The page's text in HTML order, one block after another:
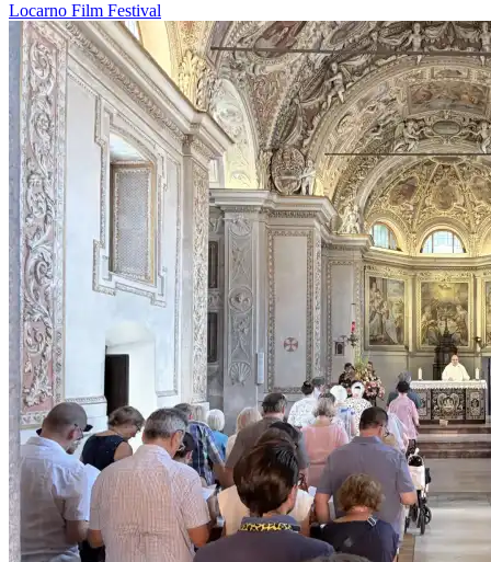
Locarno Film Festival